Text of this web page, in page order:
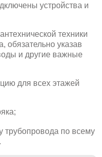
устройства и
техники
обязательно указав
и другие важные
для всех этажей
трубопровода по всему